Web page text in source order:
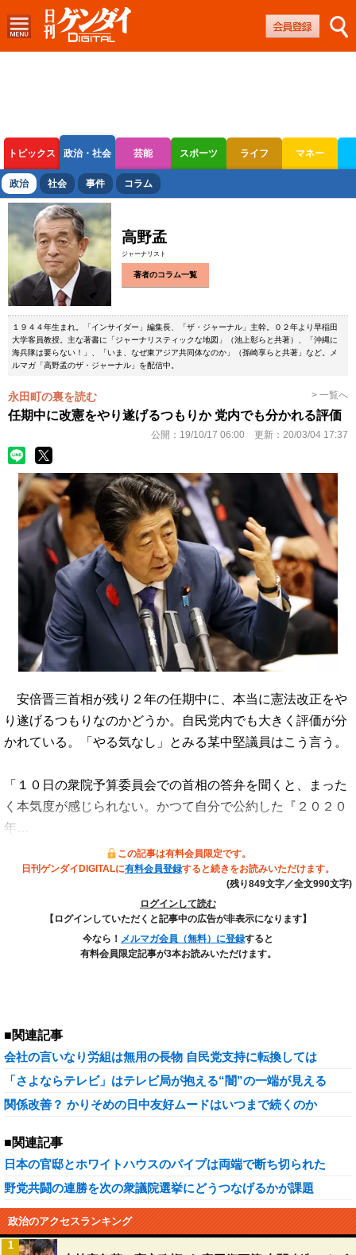
トピックス 政治・社会 芸能 スポーツ ライフ マネー
ボートレース 競輪 オートレース
政治 社会 事件 コラム
高野孟
ジャーナリスト
著者のコラム一覧
１９４４年生まれ。「インサイダー」編集長、「ザ・ジャーナル」主幹。０２年より早稲田
大学客員教授。主な著書に「ジャーナリスティックな地図」（池上彰らと共著）、「沖縄に
海兵隊は要らない！」、「いま、なぜ東アジア共同体なのか」（孫崎享らと共著」など。メ
ルマガ「高野孟のザ・ジャーナル」を配信中。
永田町の裏を読む > 一覧へ
任期中に改憲をやり遂げるつもりか 党内でも分かれる評価
公開： 19/10/17 06:00 更新： 20/03/04 17:37
安倍晋三首相が残り２年の任期中に、本当に憲法改正をや
り遂げるつもりなのかどうか。自民党内でも大きく評価が分
かれている。「やる気なし」とみる某中堅議員はこう言う。
「１０日の衆院予算委員会での首相の答弁を聞くと、まった
く本気度が感じられない。かつて自分で公約した『２０２０
年…
この記事は有料会員限定です。
日刊ゲンダイDIGITALに有料会員登録すると続きをお読みいただけます。
(残り849文字／全文990文字)
ログインして読む
【ログインしていただくと記事中の広告が非表示になります】
今なら！ メルマガ会員（無料）に登録すると
有料会員限定記事が3本お読みいただけます。
■関連記事
会社の言いなり労組は無用の長物 自民党支持に転換しては
「さよならテレビ」はテレビ局が抱える“闇”の一端が見える
関係改善？ かりそめの日中友好ムードはいつまで続くのか
■関連記事
日本の官邸とホワイトハウスのパイプは両端で断ち切られた
野党共闘の連勝を次の衆議院選挙にどうつなげるかが課題
政治のアクセスランキング
1